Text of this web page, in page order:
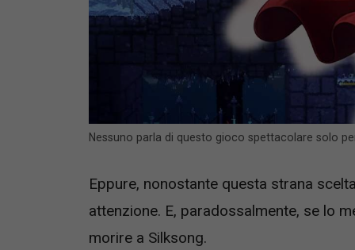
Nessuno parla di questo gioco spettacolare solo
Eppure, nonostante questa strana
attenzione. E, paradossalmente, se lo
morire a Silksong.